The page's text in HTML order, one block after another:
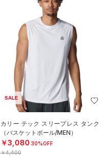
SALE
カリー テック スリーブレス タンク
（バスケットボール/MEN）
￥3,080 30%OFF
￥4,400